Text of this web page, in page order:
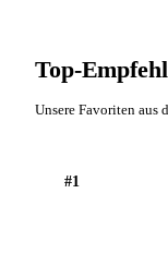
Top-
Unsere Favoriten aus
#1